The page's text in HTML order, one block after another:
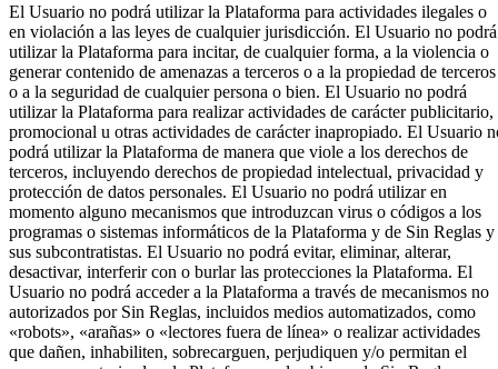
El Usuario no podrá utilizar la Plataforma para actividades ilegales o
en violación a las leyes de cualquier jurisdicción. El Usuario no podrá
utilizar la Plataforma para incitar, de cualquier forma, a la violencia o
generar contenido de amenazas a terceros o a la propiedad de terceros
o a la seguridad de cualquier persona o bien. El Usuario no podrá
utilizar la Plataforma para realizar actividades de carácter publicitario,
promocional u otras actividades de carácter inapropiado. El Usuario
podrá utilizar la Plataforma de manera que viole a los derechos de
terceros, incluyendo derechos de propiedad intelectual, privacidad y
protección de datos personales. El Usuario no podrá utilizar en
momento alguno mecanismos que introduzcan virus o códigos a los
programas o sistemas informáticos de la Plataforma y de Sin Reglas y
sus subcontratistas. El Usuario no podrá evitar, eliminar, alterar,
desactivar, interferir con o burlar las protecciones la Plataforma. El
Usuario no podrá acceder a la Plataforma a través de mecanismos no
autorizados por Sin Reglas, incluidos medios automatizados, como
«robots», «arañas» o «lectores fuera de línea» o realizar actividades
que dañen, inhabiliten, sobrecarguen, perjudiquen y/o permitan el